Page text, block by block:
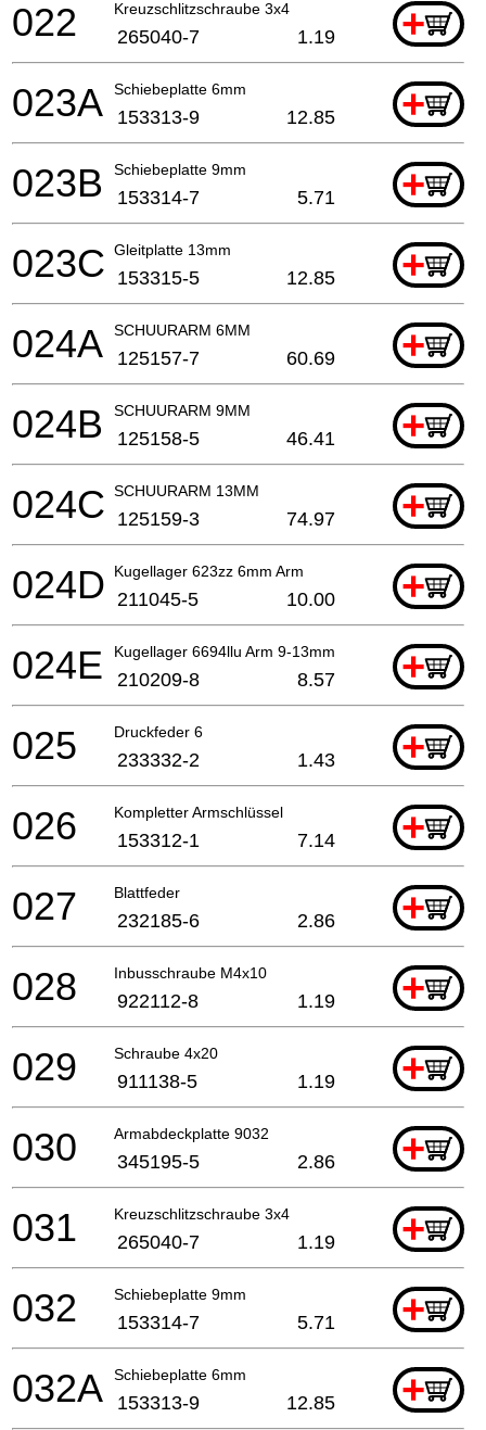
Kreuzschlitzschraube 3x4 +
022 265040-7 1.19
Schiebeplatte 6mm +
023A 153313-9 12.85
Schiebeplatte 9mm +
023B 153314-7 5.71
Gleitplatte 13mm +
023C 153315-5 12.85
SCHUURARM 6MM +
024A 125157-7 60.69
SCHUURARM 9MM +
024B 125158-5 46.41
SCHUURARM 13MM +
024C 125159-3 74.97
Kugellager 623zz 6mm Arm +
024D 211045-5 10.00
Kugellager 6694llu Arm 9-13mm +
024E 210209-8 8.57
Druckfeder 6 +
025 233332-2 1.43
Kompletter Armschlüssel +
026 153312-1 7.14
Blattfeder +
027 232185-6 2.86
Inbusschraube M4x10 +
028 922112-8 1.19
Schraube 4x20 +
029 911138-5 1.19
Armabdeckplatte 9032 +
030 345195-5 2.86
Kreuzschlitzschraube 3x4 +
031 265040-7 1.19
Schiebeplatte 9mm +
032 153314-7 5.71
Schiebeplatte 6mm +
032A 153313-9 12.85